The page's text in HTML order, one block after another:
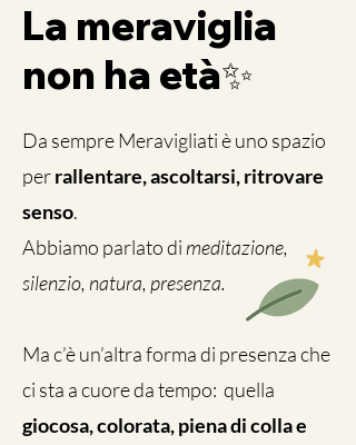
La meraviglia
non ha età✨
Da sempreMeravigliatiè uno spazio
perrallentare, ascoltarsi, ritrovare
senso.
Abbiamo parlato di meditazione,
silenzio, natura, presenza.
Ma c’è un’altra forma di presenza che
ci sta a cuore da tempo: quella
giocosa, colorata, piena di colla e